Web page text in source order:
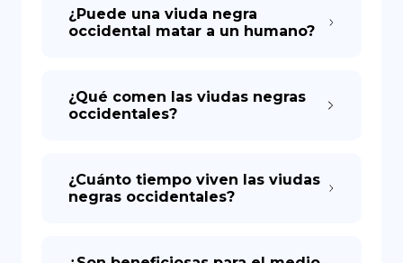
¿Puede una viuda negra
occidental matar a un humano?
¿Qué comen las viudas negras
occidentales?
¿Cuánto tiempo viven las viudas
negras occidentales?